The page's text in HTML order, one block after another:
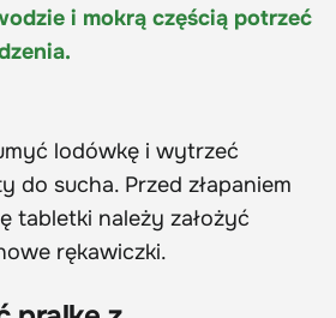
i mokrą częścią potrzeć
lodówkę i wytrzeć
do sucha. Przed złapaniem
tabletki należy założyć
rękawiczki.